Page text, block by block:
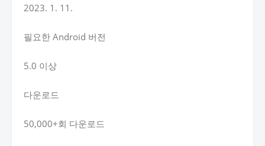
2023. 1. 11.
필요한 Android 버전
5.0 이상
다운로드
50,000+회 다운로드